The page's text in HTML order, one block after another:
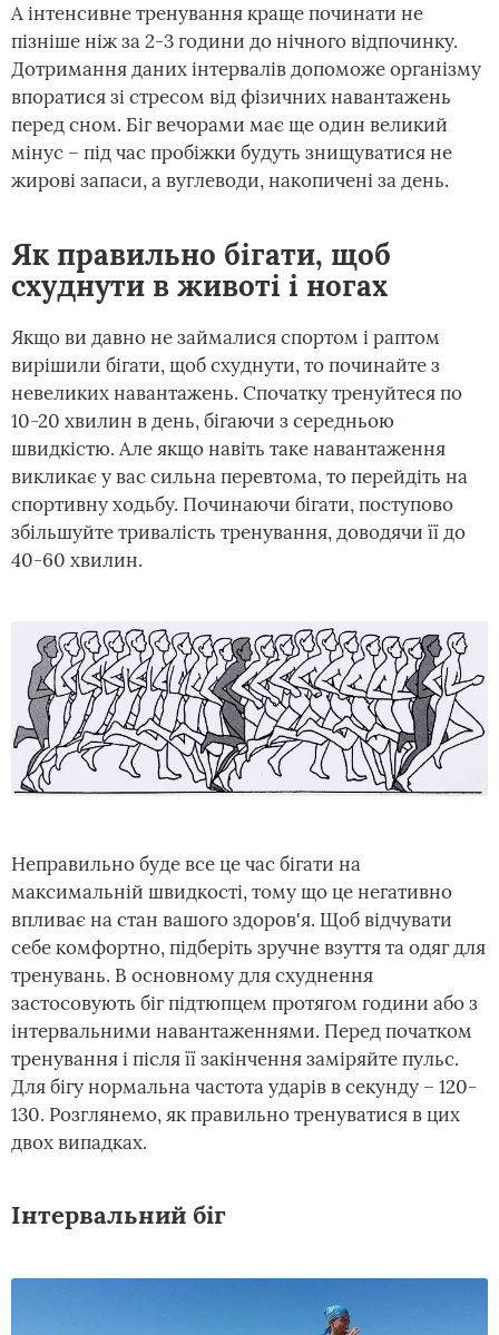
А інтенсивне тренування краще починати не
пізніше ніж за 2-3 години до нічного відпочинку.
Дотримання даних інтервалів допоможе організму
впоратися зі стресом від фізичних навантажень
перед сном. Біг вечорами має ще один великий
мінус – під час пробіжки будуть знищуватися не
жирові запаси, а вуглеводи, накопичені за день.
Як правильно бігати, щоб
схуднути в животі і ногах
Якщо ви давно не займалися спортом і раптом
вирішили бігати, щоб схуднути, то починайте з
невеликих навантажень. Спочатку тренуйтеся по
10-20 хвилин в день, бігаючи з середньою
швидкістю. Але якщо навіть таке навантаження
викликає у вас сильна перевтома, то перейдіть на
спортивну ходьбу. Починаючи бігати, поступово
збільшуйте тривалість тренування, доводячи її до
40-60 хвилин.
Неправильно буде все це час бігати на
максимальній швидкості, тому що це негативно
впливає на стан вашого здоров'я. Щоб відчувати
себе комфортно, підберіть зручне взуття та одяг для
тренувань. В основному для схуднення
застосовують біг підтюпцем протягом години або з
інтервальними навантаженнями. Перед початком
тренування і після її закінчення заміряйте пульс.
Для бігу нормальна частота ударів в секунду – 120-
130. Розглянемо, як правильно тренуватися в цих
двох випадках.
Інтервальний біг